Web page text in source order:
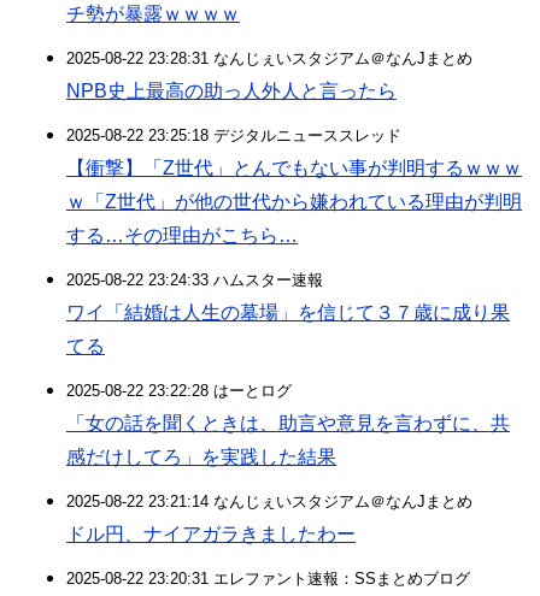
チ勢が暴露ｗｗｗｗ
2025-08-22 23:28:31 なんじぇいスタジアム＠なんJまとめ
NPB史上最高の助っ人外人と言ったら
2025-08-22 23:25:18 デジタルニューススレッド
【衝撃】「Z世代」とんでもない事が判明するｗｗｗ
ｗ「Z世代」が他の世代から嫌われている理由が判明
する…その理由がこちら…
2025-08-22 23:24:33 ハムスター速報
ワイ「結婚は人生の墓場」を信じて３７歳に成り果
てる
2025-08-22 23:22:28 はーとログ
「女の話を聞くときは、助言や意見を言わずに、共
感だけしてろ」を実践した結果
2025-08-22 23:21:14 なんじぇいスタジアム＠なんJまとめ
ドル円、ナイアガラきましたわー
2025-08-22 23:20:31 エレファント速報：SSまとめブログ